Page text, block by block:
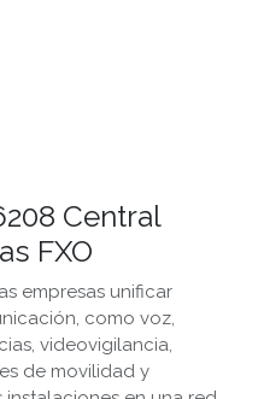
Central
FXO
empresas unificar
como voz,
videovigilancia,
de movilidad y